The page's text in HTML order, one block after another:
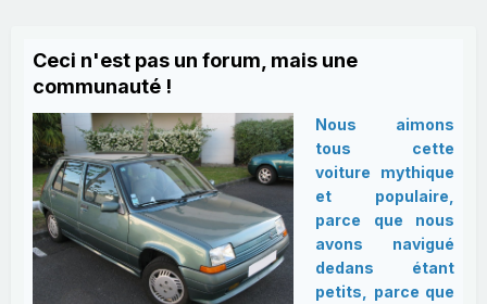
Ceci n'est pas un forum, mais une
communauté !
Nous aimons
tous cette
voiture mythique
et populaire,
parce que nous
avons navigué
dedans étant
petits, parce que